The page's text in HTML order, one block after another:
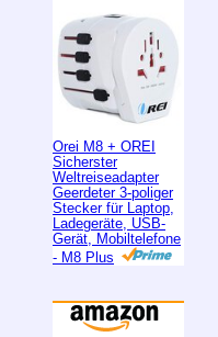
Orei M8 + OREI
Sicherster
Weltreiseadapter
Geerdeter 3-poliger
Stecker für Laptop,
Ladegeräte, USB-
Gerät, Mobiltelefone
- M8 Plus